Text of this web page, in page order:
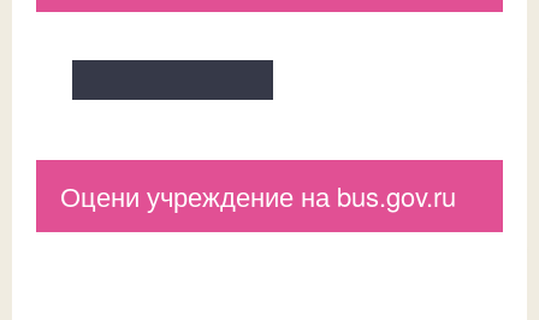
Оцени учреждение на bus.gov.ru